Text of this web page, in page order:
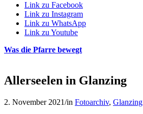
Link zu Facebook
Link zu Instagram
Link zu WhatsApp
Link zu Youtube
Was die Pfarre bewegt
Allerseelen in Glanzing
2. November 2021/in Fotoarchiv, Glanzing